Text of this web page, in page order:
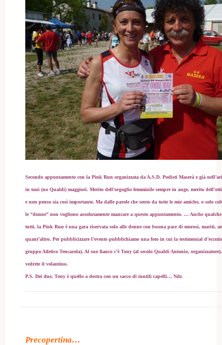
Secondo appuntamento con laPink Run organizzata da A.S.D. Podisti Maserà e già
in toni (no Qualdi) maggiori. Merito dell’orgoglio femminile sempre in auge, merito
e non penso sia così importante. Ma dalle parole che sento da tutte le mie amiche, o solo
le “donne” non vogliono assolutamente mancare a questo appuntamento. … Anche
tutti, la Pink Run è una gara riservata solo alle donne con buona pace di morosi, mariti,
quant’altro. Per pubblicizzare l’evento pubblichiamo una foto in cui la testimonial
gruppo Atletico Tencarola). Al suo fianco c’è Tony (al secolo Qualdi Antonio,
vedrete il volantino.
P.S. Dei due, Tony è quello a destra con un sacco diinutili capelli… Ndr.
Precopertina…